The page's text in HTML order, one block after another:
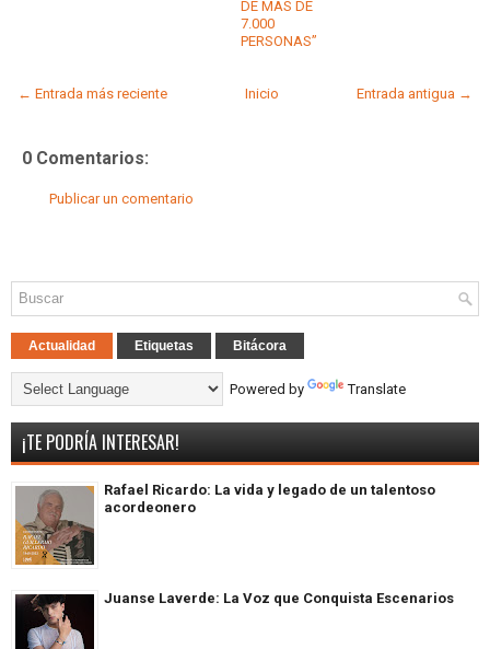
DE MAS DE
7.000
PERSONAS’’
← Entrada más reciente Entrada antigua →
Inicio
0 Comentarios:
Publicar un comentario
Actualidad Etiquetas Bitácora
Powered by Translate
¡TE PODRÍA INTERESAR!
Rafael Ricardo: La vida y legado de un talentoso
acordeonero
Juanse Laverde: La Voz que Conquista Escenarios